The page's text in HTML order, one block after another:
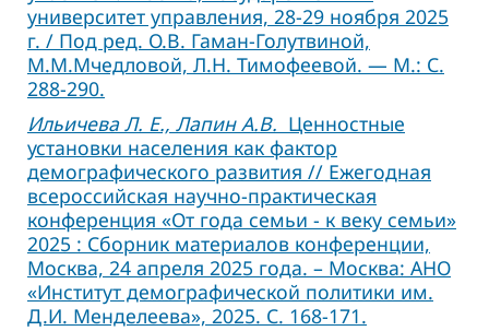
университет управления, 28-29 ноября 2025
г. / Под ред. О.В. Гаман-Голутвиной,
М.М.Мчедловой, Л.Н. Тимофеевой. — М.: С.
288-290.
Ильичева Л. Е., Лапин А.В. Ценностные
установки населения как фактор
демографического развития // Ежегодная
всероссийская научно-практическая
конференция «От года семьи - к веку семьи»
2025 : Сборник материалов конференции,
Москва, 24 апреля 2025 года. – Москва: АНО
«Институт демографической политики им.
Д.И. Менделеева», 2025. С. 168-171.